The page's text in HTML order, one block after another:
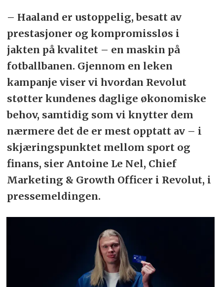
– Haaland er ustoppelig, besatt av
prestasjoner og kompromissløs i
jakten på kvalitet – en maskin på
fotballbanen. Gjennom en leken
kampanje viser vi hvordan Revolut
støtter kundenes daglige økonomiske
behov, samtidig som vi knytter dem
nærmere det de er mest opptatt av – i
skjæringspunktet mellom sport og
finans, sier Antoine Le Nel, Chief
Marketing & Growth Officer i Revolut, i
pressemeldingen.